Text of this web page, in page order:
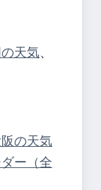
天気、
の天気
ー（全